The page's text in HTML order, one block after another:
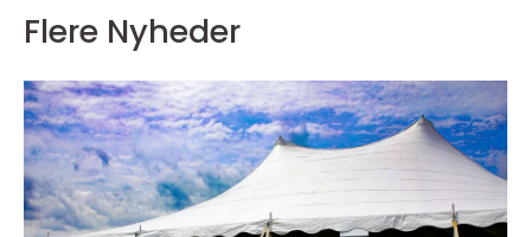
Flere Nyheder